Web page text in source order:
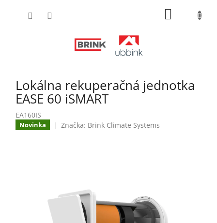
Lokálna rekuperačná jednotka
EASE 60 iSMART
EA160IS
Novinka Značka: Brink Climate Systems